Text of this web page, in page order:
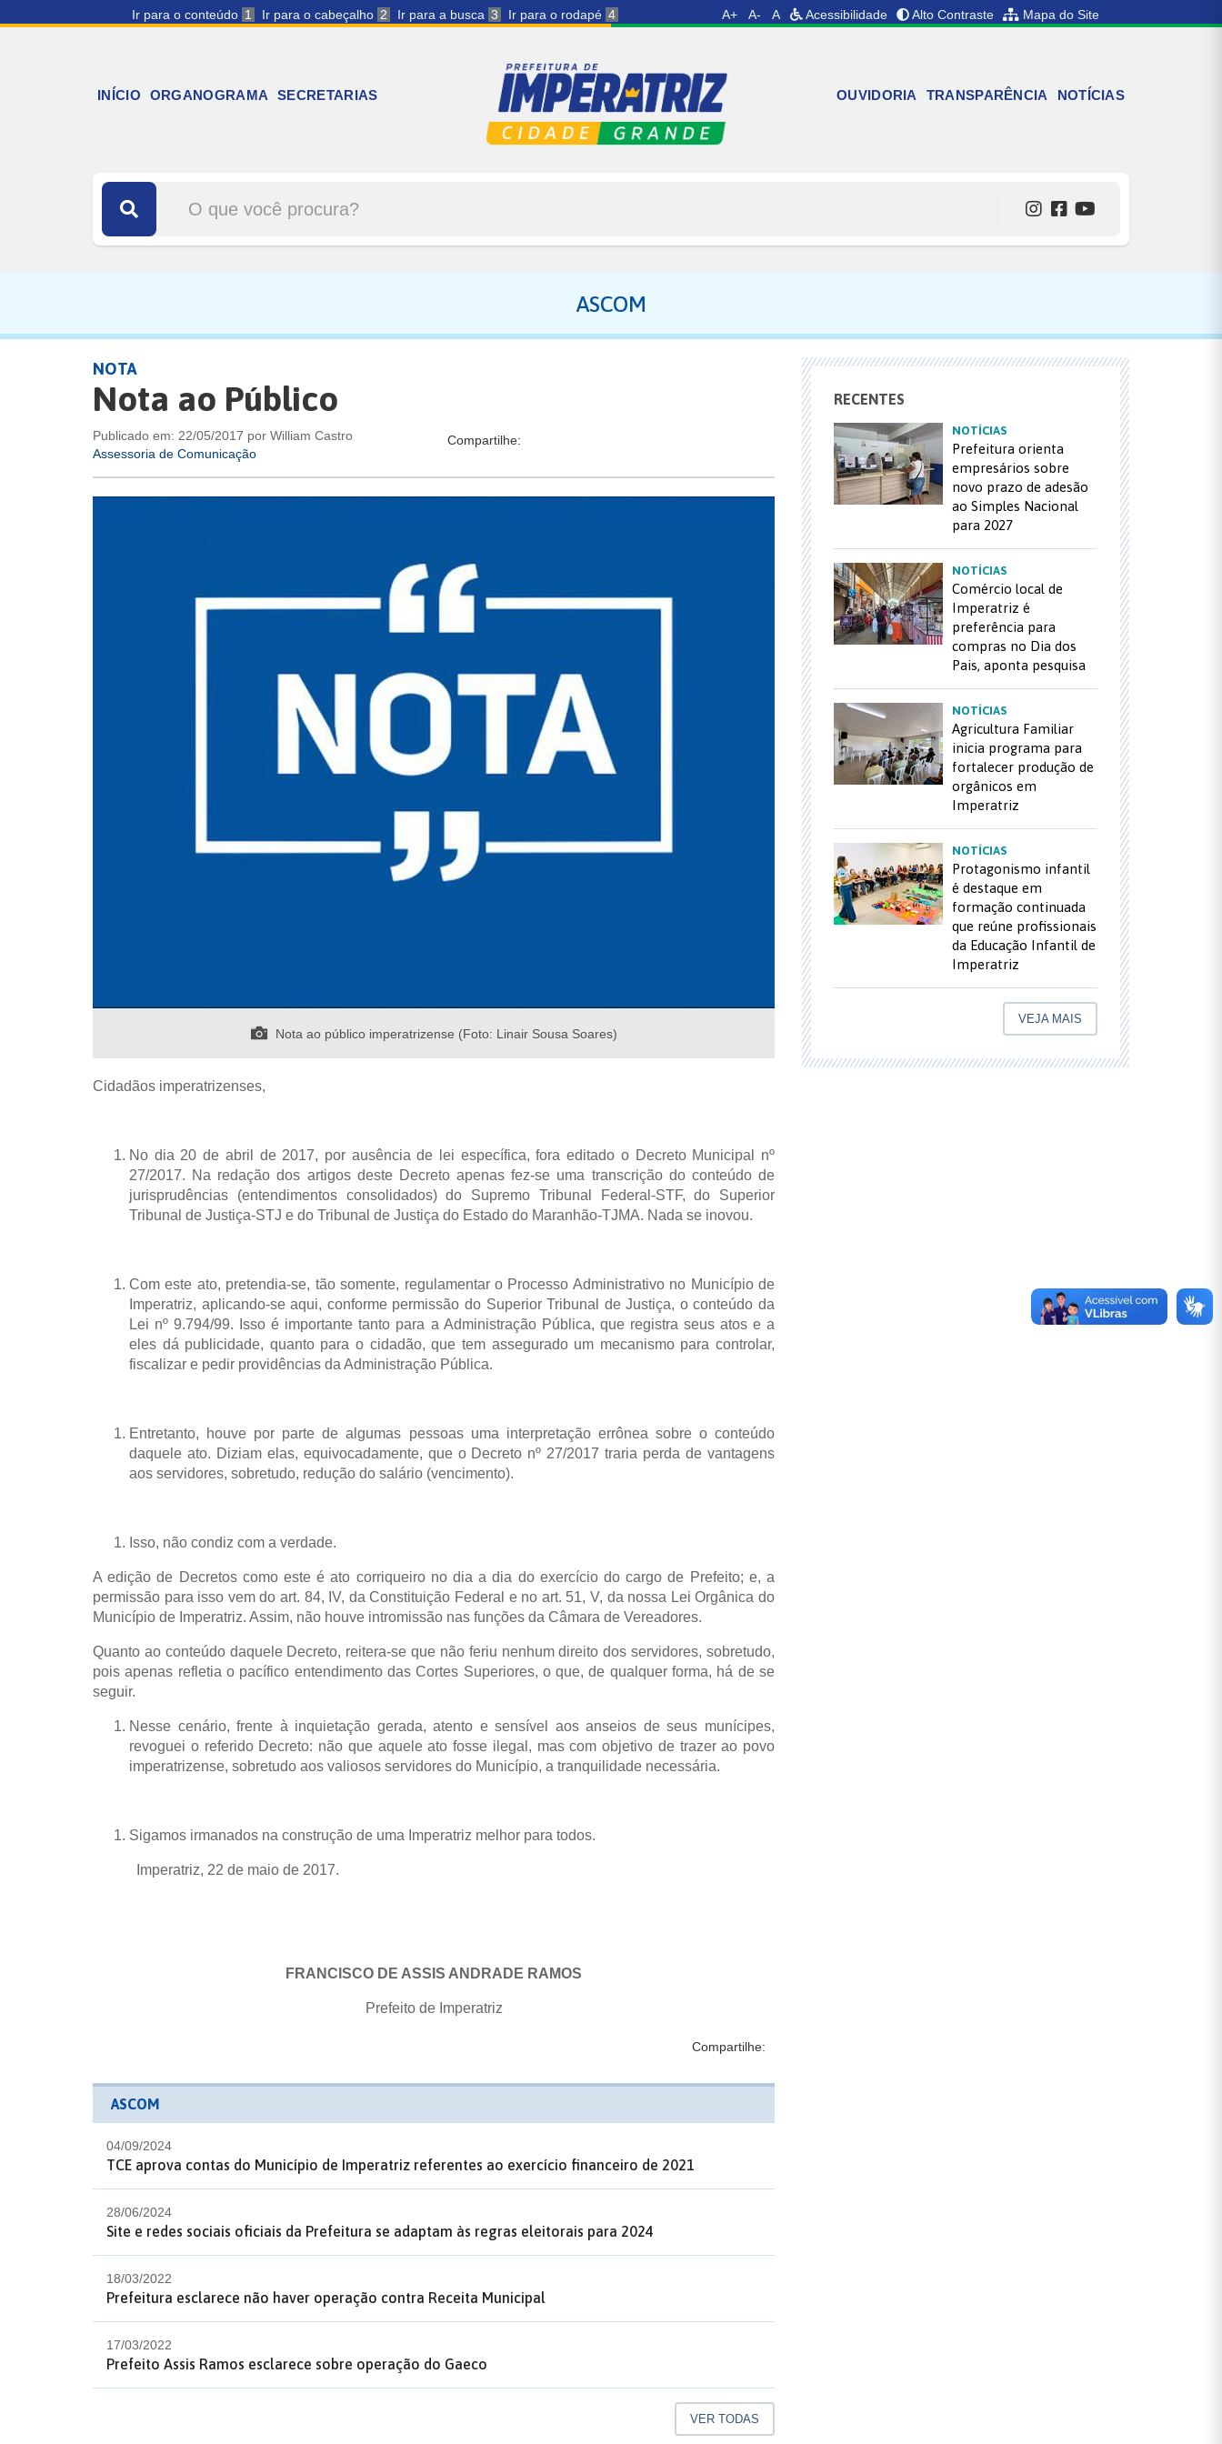
Ir para o conteúdo 1 Ir para o cabeçalho 2 Ir para a busca 3 Ir para o rodapé 4 A+ A- A Acessibilidade Alto Contraste Mapa do Site
INÍCIO ORGANOGRAMA SECRETARIAS OUVIDORIA TRANSPARÊNCIA NOTÍCIAS
ASCOM
NOTA
Nota ao Público
Publicado em: 22/05/2017 por William Castro
Assessoria de Comunicação
Compartilhe:
Nota ao público imperatrizense (Foto: Linair Sousa Soares)
Cidadãos imperatrizenses,
No dia 20 de abril de 2017, por ausência de lei específica, fora editado o Decreto Municipal nº
27/2017. Na redação dos artigos deste Decreto apenas fez-se uma transcrição do conteúdo de
jurisprudências (entendimentos consolidados) do Supremo Tribunal Federal-STF, do Superior
Tribunal de Justiça-STJ e do Tribunal de Justiça do Estado do Maranhão-TJMA. Nada se inovou.
Com este ato, pretendia-se, tão somente, regulamentar o Processo Administrativo no Município de
Imperatriz, aplicando-se aqui, conforme permissão do Superior Tribunal de Justiça, o conteúdo da
Lei nº 9.794/99. Isso é importante tanto para a Administração Pública, que registra seus atos e a
eles dá publicidade, quanto para o cidadão, que tem assegurado um mecanismo para controlar,
fiscalizar e pedir providências da Administração Pública.
Entretanto, houve por parte de algumas pessoas uma interpretação errônea sobre o conteúdo
daquele ato. Diziam elas, equivocadamente, que o Decreto nº 27/2017 traria perda de vantagens
aos servidores, sobretudo, redução do salário (vencimento).
Isso, não condiz com a verdade.
A edição de Decretos como este é ato corriqueiro no dia a dia do exercício do cargo de Prefeito; e, a
permissão para isso vem do art. 84, IV, da Constituição Federal e no art. 51, V, da nossa Lei Orgânica do
Município de Imperatriz. Assim, não houve intromissão nas funções da Câmara de Vereadores.
Quanto ao conteúdo daquele Decreto, reitera-se que não feriu nenhum direito dos servidores, sobretudo,
pois apenas refletia o pacífico entendimento das Cortes Superiores, o que, de qualquer forma, há de se
seguir.
Nesse cenário, frente à inquietação gerada, atento e sensível aos anseios de seus munícipes,
revoguei o referido Decreto: não que aquele ato fosse ilegal, mas com objetivo de trazer ao povo
imperatrizense, sobretudo aos valiosos servidores do Município, a tranquilidade necessária.
Sigamos irmanados na construção de uma Imperatriz melhor para todos.
Imperatriz, 22 de maio de 2017.
FRANCISCO DE ASSIS ANDRADE RAMOS
Prefeito de Imperatriz
Compartilhe:
ASCOM
04/09/2024
TCE aprova contas do Município de Imperatriz referentes ao exercício financeiro de 2021
28/06/2024
Site e redes sociais oficiais da Prefeitura se adaptam às regras eleitorais para 2024
18/03/2022
Prefeitura esclarece não haver operação contra Receita Municipal
17/03/2022
Prefeito Assis Ramos esclarece sobre operação do Gaeco
VER TODAS
RECENTES
NOTÍCIAS
Prefeitura orienta
empresários sobre
novo prazo de adesão
ao Simples Nacional
para 2027
NOTÍCIAS
Comércio local de
Imperatriz é
preferência para
compras no Dia dos
Pais, aponta pesquisa
NOTÍCIAS
Agricultura Familiar
inicia programa para
fortalecer produção de
orgânicos em
Imperatriz
NOTÍCIAS
Protagonismo infantil
é destaque em
formação continuada
que reúne profissionais
da Educação Infantil de
Imperatriz
VEJA MAIS